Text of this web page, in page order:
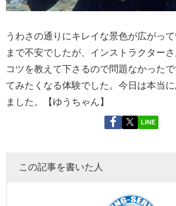
うわさの通りにキレイな景色が広がっ
まで不安でしたが、インストラクター
コツを教えて下さるので問題なかったで
てみたくなる体験でした。今日は本当
ました。【ゆうちゃん】
LINE
この記事を書いた人